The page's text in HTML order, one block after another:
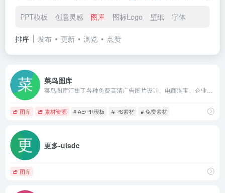
PPT模板 创意灵感 图库 图标Logo 壁纸 字体
排序 发布 更新 浏览 点赞
菜鸟图库
图库 素材资源 # AE/PR模板 # PS素材 # 免费素材
更多-uisdc
图库